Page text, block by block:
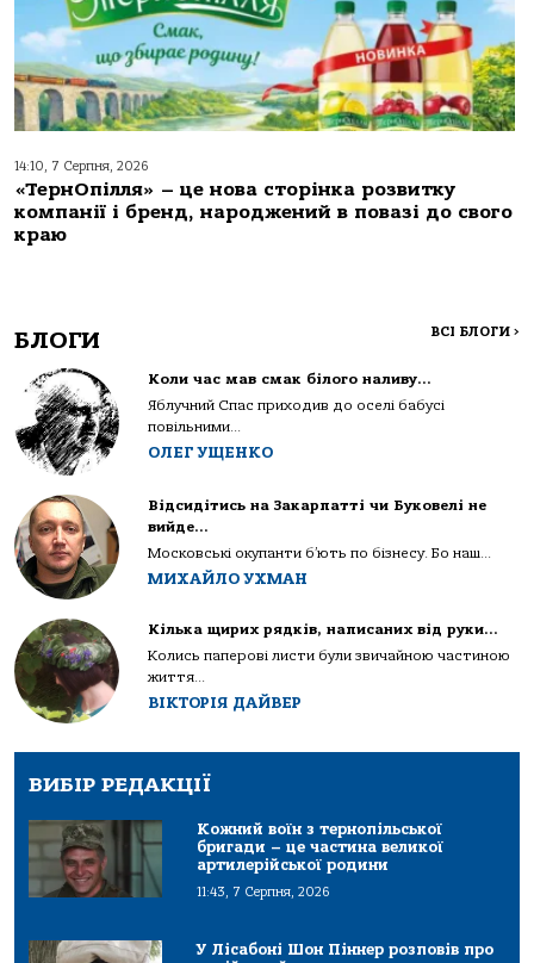
14:10, 7 Серпня, 2026
«ТернОпілля» – це нова сторінка розвитку
компанії і бренд, народжений в повазі до свого
краю
БЛОГИ ВСІ БЛОГИ >
Коли час мав смак білого наливу…
Яблучний Спас приходив до оселі бабусі
повільними...
ОЛЕГ УЩЕНКО
Відсидітись на Закарпатті чи Буковелі не
вийде…
Московські окупанти б’ють по бізнесу. Бо наш...
МИХАЙЛО УХМАН
Кілька щирих рядків, написаних від руки…
Колись паперові листи були звичайною частиною
життя...
ВІКТОРІЯ ДАЙВЕР
ВИБІР РЕДАКЦІЇ
Кожний воїн з тернопільської
бригади – це частина великої
артилерійської родини
11:43, 7 Серпня, 2026
У Лісабоні Шон Піннер розповів про